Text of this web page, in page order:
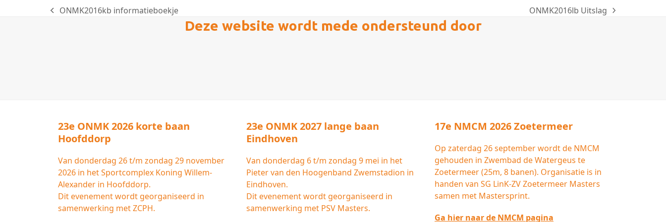
previous
ONMK2016kb informatieboekje
next
ONMK2016lb Uitslag
Deze website wordt mede ondersteund door
23e ONMK 2026 korte baan
Hoofddorp
Van donderdag 26 t/m zondag 29 november
2026 in het Sportcomplex Koning Willem-
Alexander in Hoofddorp.
Dit evenement wordt georganiseerd in
samenwerking met ZCPH.
23e ONMK 2027 lange baan
Eindhoven
Van donderdag 6 t/m zondag 9 mei in het
Pieter van den Hoogenband Zwemstadion in
Eindhoven.
Dit evenement wordt georganiseerd in
samenwerking met PSV Masters.
17e NMCM 2026 Zoetermeer
Op zaterdag 26 september wordt de NMCM
gehouden in Zwembad de Watergeus te
Zoetermeer (25m, 8 banen). Organisatie is in
handen van SG LinK-ZV Zoetermeer Masters
samen met Mastersprint.
Ga hier naar de NMCM pagina